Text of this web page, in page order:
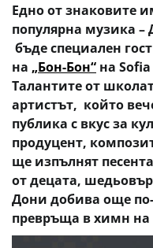
Едно от знаковите
популярна музика
бъде специален
на „Бон-Бон“ на
Талантите от
артистът, който
публика с вкус за
продуцент,
ще изпълнят
от децата,
Дони добива още
превръща в химн на